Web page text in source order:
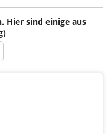
Hier sind einige aus